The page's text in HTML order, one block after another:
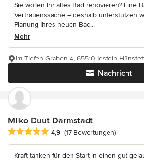
Sie wollen Ihr altes Bad renovieren? Eine
Vertrauenssache – deshalb unterstützen
Planung Ihres neuen Bad...
Mehr
Nachricht
Im Tiefen Graben 4, 65510 Idstein-
Milko Duut Darmstadt
Durchschnittliche Bewertung: 4.9 von 5
4,9 (17 Bewertungen)
Kraft tanken für den Start in einen gut